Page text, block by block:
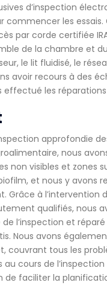
d’inspection
commencer les essais.
par corde certifiée
de la chambre et
le lit fluidisé, le
avoir recours à des
effectué les
approfondie
nous
non visibles et zones
et nous y avons
Grâce à l’intervention
qualifiés, nous
de l’inspection et
Nous avons
couvrant tous les
au cours de
de faciliter la